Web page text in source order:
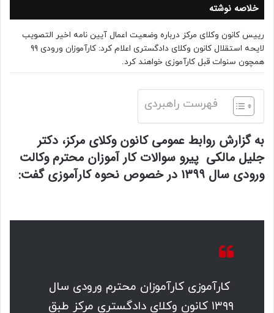
خلاصه نوشته
رییس کانون وکلای مرکز درباره وضعیت اعمال آیین نامه اخیر التصویب
لایحه استقلال کانون وکلای دادگستری اعلام کرد: کارآموزان ورودی ۹۹
همچون سنوات قبل کارآموزی خواهند کرد.
فهرست راهبردی
به گزارش روابط عمومی کانون وکلای مرکز، دکتر
جلیل مالکی پیرو سوالات کار آموزان محترم وکالت
ورودی سال ۱۳۹۹ در خصوص نحوه کارآموزی گفت:
کارآموزی کارآموزان محترم ورودی سال
۱۳۹۹ کانون وکلای دادگستری مرکز طبق